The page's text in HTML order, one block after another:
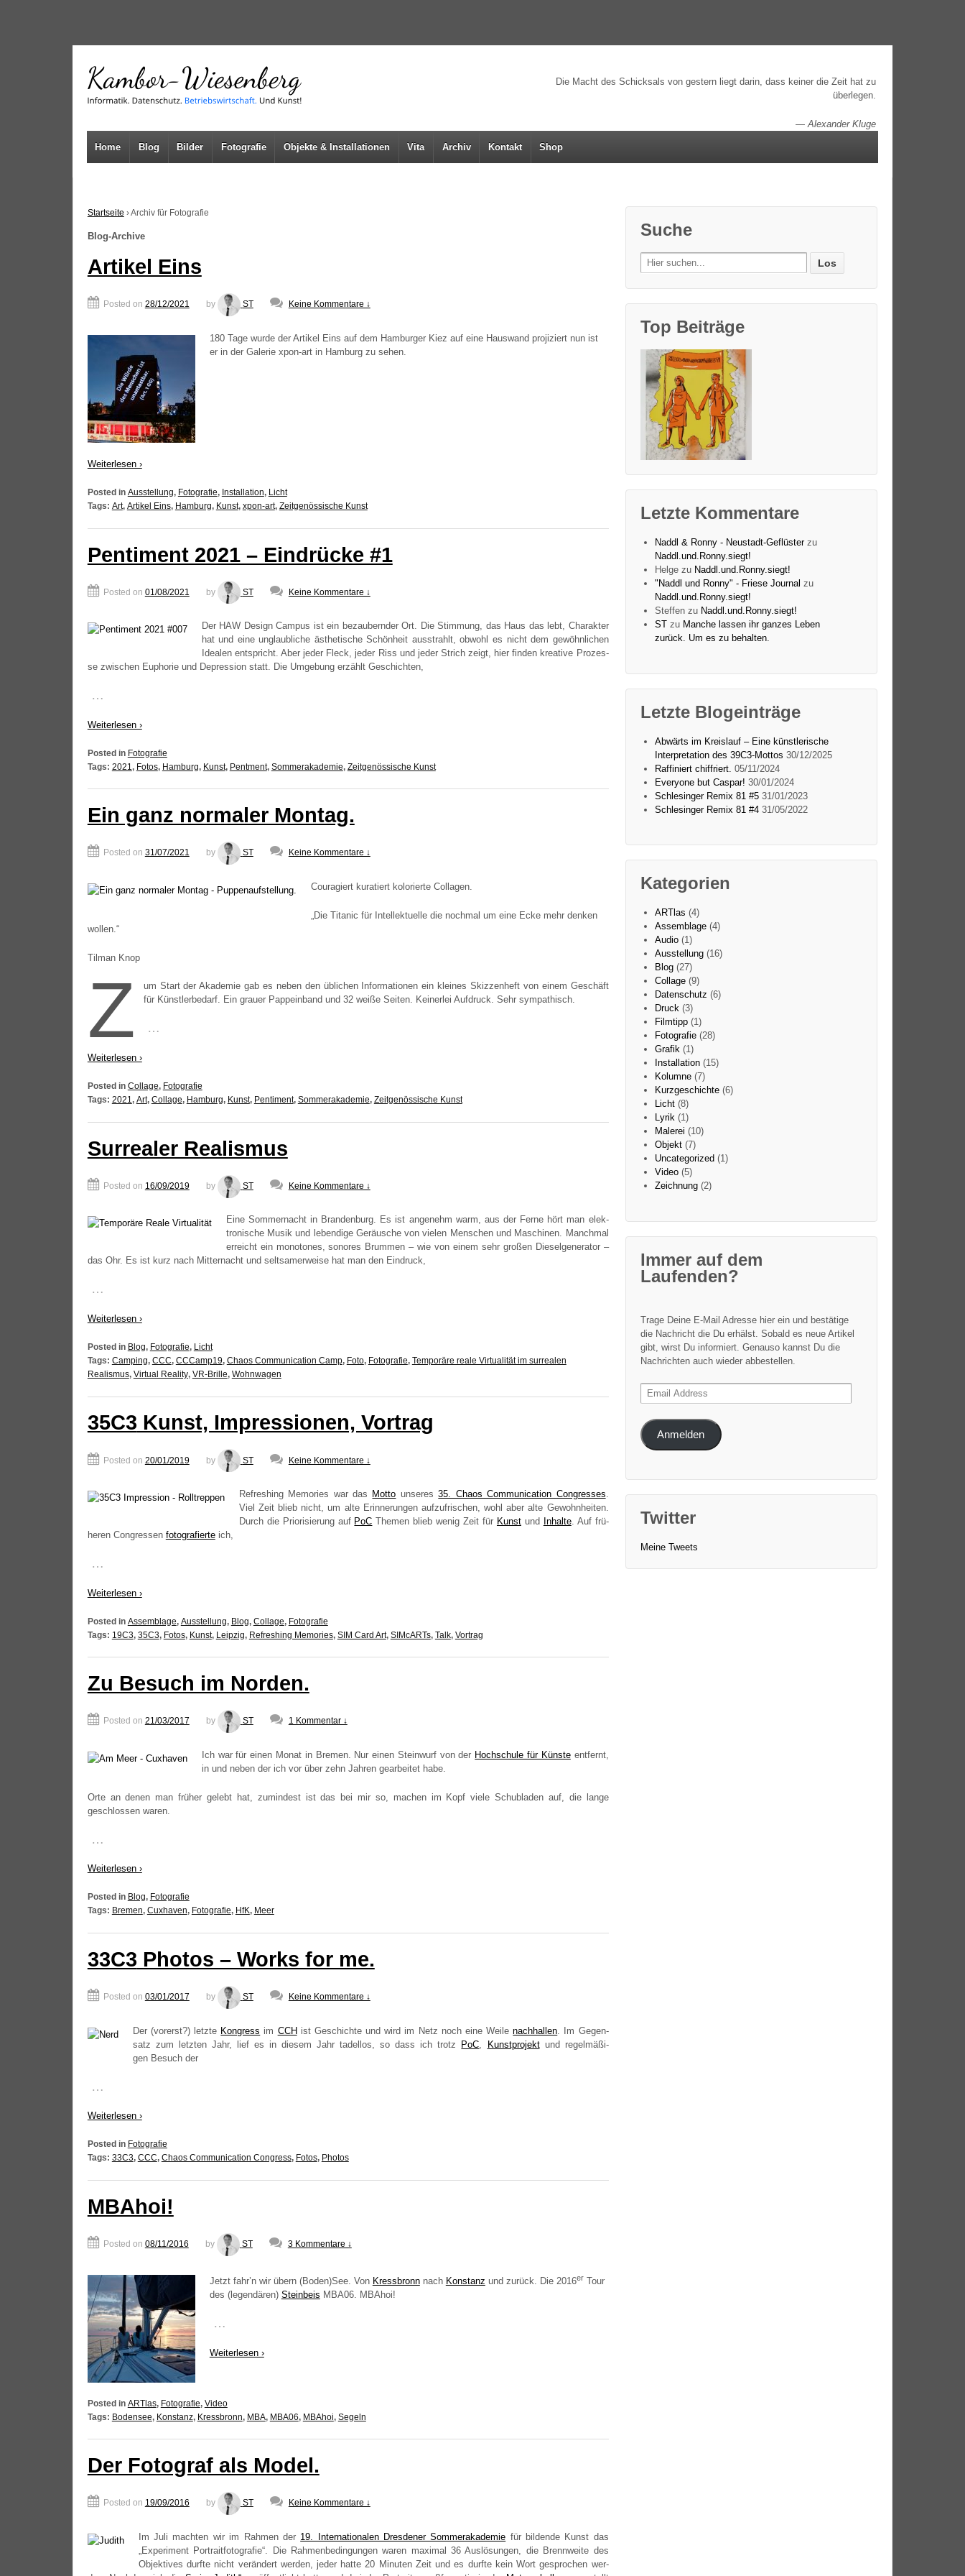
↓
MAIN
CONTENT
Die Macht des Schicksals von gestern liegt darin, dass keiner die Zeit hat zu
überlegen.
—Alexander Kluge
Home Blog Bilder Fotografie Objekte & Installationen Vita Archiv Kontakt Shop
Startseite ›Archiv für Fotografie
Blog-Archive
Artikel Eins
Posted on 28/12/2021 by ST Keine Kommentare ↓
180 Tage wur­de der Arti­kel Eins auf dem Ham­bur­ger Kiez auf eine Haus­wand pro­ji­ziert nun ist
er in der Gale­rie xpon-art in Ham­burg zu sehen.
Wei­ter­le­sen ›
Posted in Ausstellung, Fotografie, Installation, Licht
Tags: Art, Artikel Eins, Hamburg, Kunst, xpon-art, Zeitgenössische Kunst
Pentiment 2021 – Eindrücke #1
Posted on 01/08/2021 by ST Keine Kommentare ↓
Der HAW Design Cam­pus ist ein bezau­bern­der Ort. Die Stim­mung, das Haus das lebt, Cha­rak­ter
hat und eine unglaub­li­che ästhe­ti­sche Schön­heit aus­strahlt, obwohl es nicht dem gewöhn­li­chen
Idea­len ent­spricht. Aber jeder Fleck, jeder Riss und jeder Strich zeigt, hier fin­den krea­ti­ve Pro­zes­
se zwi­schen Eupho­rie und Depres­si­on statt. Die Umge­bung erzählt Geschichten,
…
Wei­ter­le­sen ›
Posted in Fotografie
Tags: 2021 , Fotos, Hamburg, Kunst, Pentment, Sommerakademie, Zeitgenössische Kunst
Ein ganz normaler Montag.
Posted on 31/07/2021 by ST Keine Kommentare ↓
Cou­ra­giert kura­tiert kolo­rier­te Collagen.
Die Tita­nic für Intel­lek­tu­el­le die noch­mal um eine Ecke mehr den­ken
wollen.“
Til­man Knop
Z
um Start der Aka­de­mie gab es neben den übli­chen Infor­ma­tio­nen ein klei­nes Skiz­zen­heft von einem Geschäft
für Künst­ler­be­darf. Ein grau­er Papp­ein­band und 32 wei­ße Sei­ten. Kei­ner­lei Auf­druck. Sehr sympathisch.
…
Wei­ter­le­sen ›
Posted in Collage, Fotografie
Tags: 2021, Art, Collage, Hamburg, Kunst, Pentiment, Sommerakademie, Zeitgenössische Kunst
Surrealer Realismus
Posted on 16/09/2019 by ST Keine Kommentare ↓
Eine Som­mer­nacht in Bran­den­burg. Es ist ange­nehm warm, aus der Fer­ne hört man elek­
tro­ni­sche Musik und leben­di­ge Geräu­sche von vie­len Men­schen und Maschi­nen. Manch­mal
erreicht ein mono­to­nes, sono­res Brum­men – wie von einem sehr gro­ßen Die­sel­ge­ne­ra­tor –
das Ohr. Es ist kurz nach Mit­ter­nacht und selt­sa­mer­wei­se hat man den Eindruck,
…
Wei­ter­le­sen ›
Posted in Blog, Fotografie, Licht
Tags: Camping, CCC, CCCamp19, Chaos Communication Camp, Foto, Fotografie, Temporäre reale Virtualität im surrealen
Realismus, Virtual Reality, VR-Brille, Wohnwagen
35C3 Kunst, Impressionen, Vortrag
Posted on 20/01/2019 by ST Keine Kommentare ↓
Refres­hing Memo­ries war das Mot­to unse­res35. Cha­os Com­mu­ni­ca­ti­on Con­gres­ses.
Viel Zeit blieb nicht, um alte Erin­ne­run­gen auf­zu­fri­schen, wohl aber alte Gewohn­hei­ten.
Durch die Prio­ri­sie­rung auf PoC The­men blieb wenig Zeit für Kunstund Inhal­te. Auf frü­
he­ren Con­gres­sen foto­gra­fier­teich,
…
Wei­ter­le­sen ›
Posted in Assemblage, Ausstellung, Blog, Collage, Fotografie
Tags: 19C3, 35C3, Fotos, Kunst, Leipzig, Refreshing Memories, SIM Card Art, SIMcARTs, Talk, Vortrag
Zu Besuch im Norden.
Posted on 21/03/2017 by ST 1 Kommentar ↓
Ich war für einen Monat in Bre­men. Nur einen Stein­wurf von der Hoch­schu­le für Küns­teent­fernt,
in und neben der ich vor über zehn Jah­ren gear­bei­tet habe.
Orte an denen man frü­her gelebt hat, zumin­dest ist das bei mir so, machen im Kopf vie­le Schub­la­den auf, die lan­ge
geschlos­sen waren.
…
Wei­ter­le­sen ›
Posted in Blog, Fotografie
Tags: Bremen, Cuxhaven, Fotografie, HfK, Meer
33C3 Photos – Works for me.
Posted on 03/01/2017 by ST Keine Kommentare ↓
Der (vor­erst?) letz­te Kon­gress im CCHist Geschich­te und wird im Netz noch eine Wei­lenach­hal­len . Im Gegen­
satz zum letz­ten Jahr, lief es in die­sem Jahr tadel­los, so dass ich trotz PoC Kunst­pro­jektund regel­mä­ßi­
gen Besuch der
…
Wei­ter­le­sen ›
Posted in Fotografie
Tags: 33C3, CCC, Chaos Communication Congress, Fotos, Photos
MBAhoi!
Posted on 08/11/2016 by ST 3 Kommentare ↓
Jetzt fahr’n wir übern (Boden)See. Von Kress­bronnnach Kon­stanz und zurück. Die 2016er Tour
des (legen­dä­ren) Stein­beis MBA06. MBAhoi!
…
Wei­ter­le­sen ›
Posted in ARTlas, Fotografie, Video
Tags: Bodensee, Konstanz, Kressbronn, MBA, MBA06, MBAhoi, Segeln
Der Fotograf als Model.
Posted on 19/09/2016 by ST Keine Kommentare ↓
Im Juli mach­ten wir im Rah­men der 19. Inter­na­tio­na­len Dres­de­ner Som­mer­aka­de­mie für bil­den­de Kunst das
„Expe­ri­ment Por­traitfo­to­gra­fie“. Die Rah­men­be­din­gun­gen waren maxi­mal 36 Aus­lö­sun­gen, die Brenn­weite des
Objek­ti­ves durf­te nicht ver­än­dert wer­den, jeder hat­te 20 Minu­ten Zeit und es durf­te kein Wort gespro­chen wer­
Suche
Search
for:
Top Beiträge
Letzte Kommentare
Naddl & Ronny - Neustadt-Geflüsterzu
Naddl.und.Ronny.siegt!
Helgezu Naddl.und.Ronny.siegt!
"Naddl und Ronny" - Friese Journal zu
Naddl.und.Ronny.siegt!
Steffenzu Naddl.und.Ronny.siegt!
STzu Manche lassen ihr ganzes Leben
zurück. Um es zu behalten.
Letzte Blogeinträge
Abwärts im Kreislauf – Eine künstlerische
Interpretation des 39C3-Mottos 30/12/2025
Raffiniert chiffriert. 05/11/2024
Everyone but Caspar! 30/01/2024
Schlesinger Remix 81 #5 31/01/2023
Schlesinger Remix 81 #4 31/05/2022
Kategorien
ARTlas (4)
Assemblage(4)
Audio(1)
Ausstellung(16)
Blog(27)
Collage(9)
Datenschutz (6)
Druck(3)
Filmtipp(1)
Fotografie(28)
Grafik(1)
Installation(15)
Kolumne(7)
Kurzgeschichte(6)
Licht(8)
Lyrik(1)
Malerei (10)
Objekt(7)
Uncategorized (1)
Video(5)
Zeichnung(2)
Immer auf dem
Laufenden?
Trage Deine E-Mail Adresse hier ein und bestätige
die Nachricht die Du erhälst. Sobald es neue Artikel
gibt, wirst Du informiert. Genauso kannst Du die
Nachrichten auch wieder abbestellen.
Email
Address
Anmelden
Twitter
Meine Tweets